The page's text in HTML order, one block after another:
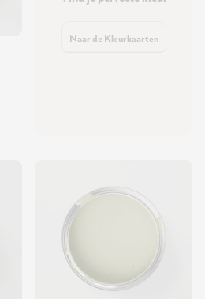
Naar de Kleurkaarten